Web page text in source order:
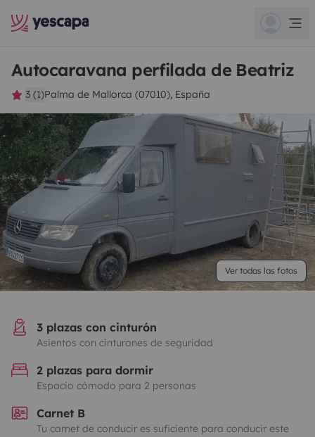
Autocaravana perfilada de Beatriz
3 (1)Palma de Mallorca (07010), España
Ver todas las fotos
3 plazas con cinturón
Asientos con cinturones de seguridad
2 plazas para dormir
Espacio cómodo para 2 personas
Carnet B
Tu carnet de conducir es suficiente para conducir este